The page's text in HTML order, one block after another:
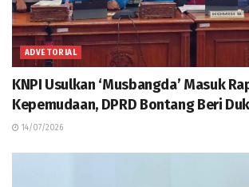
ADVETORIAL
KNPI Usulkan ‘Musbangda’ Masuk
Kepemudaan, DPRD Bontang Beri
14/07/2026